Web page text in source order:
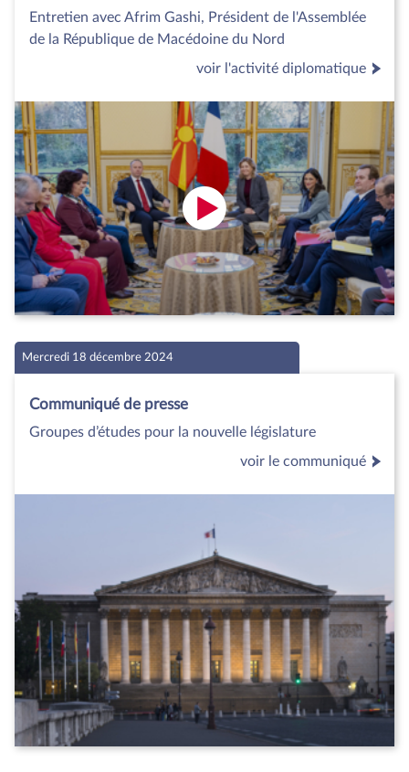
Entretien avec Afrim Gashi, Président de l'Assemblée
de la République de Macédoine du Nord
voir l'activité diplomatique
Mercredi 18 décembre 2024
Communiqué de presse
Groupes d’études pour la nouvelle législature
voir le communiqué